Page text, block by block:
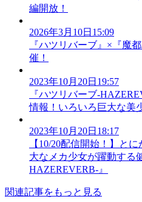
編開放！
2026年3月10日15:09
『ハツリバーブ』×『魔
催！
2023年10月20日19:57
『ハツリバーブ-
情報！いろいろ巨大な美
2023年10月20日18:17
【10/20配信開始！】と
大なメカ少女が躍動する
HAZEREVERB-』
関連記事をもっと見る